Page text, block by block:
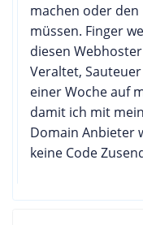
machen oder den
müssen. Finger
diesen
Veraltet,
einer Woche auf
damit ich mit
Domain Anbieter
keine Code